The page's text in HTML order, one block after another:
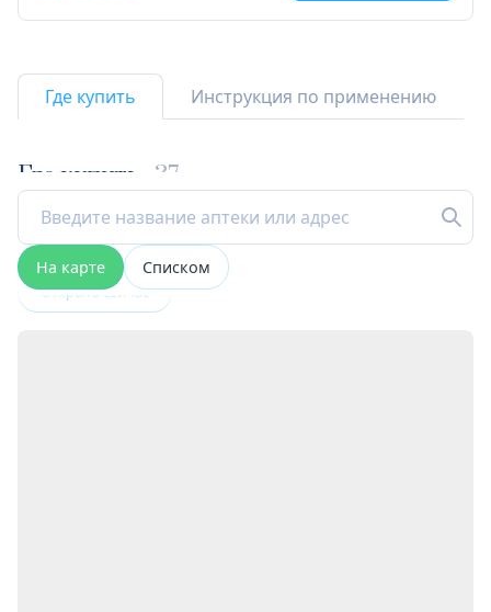
Где купить Инструкция по применению
Где купить 37
На карте Списком
Открыта сейчас